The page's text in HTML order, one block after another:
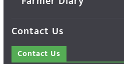
Contact Us
Contact Us